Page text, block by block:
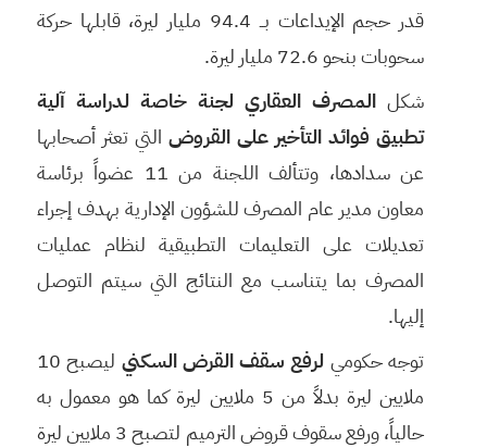
قدر حجم الإيداعات بــ 94.4 مليار ليرة، قابلها حركة
سحوبات بنحو 72.6 مليار ليرة.
شكل المصرف العقاري لجنة خاصة لدراسة آلية
تطبيق فوائد التأخير على القروض التي تعثر أصحابها
عن سدادها، وتتألف اللجنة من 11 عضواً برئاسة
معاون مدير عام المصرف للشؤون الإدارية بهدف إجراء
تعديلات على التعليمات التطبيقية لنظام عمليات
المصرف بما يتناسب مع النتائج التي سيتم التوصل
إليها.
توجه حكومي لرفع سقف القرض السكني
ليصبح 10
ملايين ليرة بدلاً من 5 ملايين ليرة كما هو معمول به
حالياً، ورفع سقوف قروض الترميم لتصبح 3 ملايين ليرة